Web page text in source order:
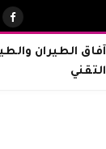
آفاق الطيران
التقني